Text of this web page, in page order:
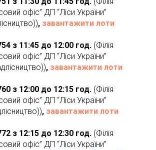
офіс” ДП “Ліси України”
, завантажити лоти
з 11:45 до 12:00 год. (Філія
офіс” ДП “Ліси України”
, завантажити лоти
з 12:00 до 12:15 год. (Філія
офіс” ДП “Ліси України”
, завантажити лоти
з 12:15 до 12:30 год. (Філія
офіс” ДП “Ліси України”